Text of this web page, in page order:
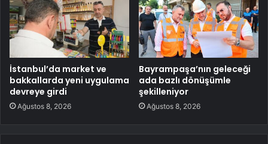
İstanbul’da market ve
bakkallarda yeni uygulama
devreye girdi
Ağustos 8, 2026
Bayrampaşa’nın geleceği
ada bazlı dönüşümle
şekilleniyor
Ağustos 8, 2026